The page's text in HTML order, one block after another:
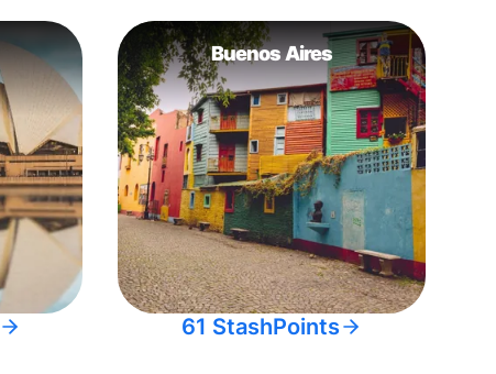
Buenos Aires
61 StashPoints